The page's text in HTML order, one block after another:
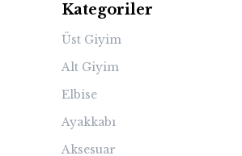
Kategoriler
Üst Giyim
Alt Giyim
Elbise
Ayakkabı
Aksesuar